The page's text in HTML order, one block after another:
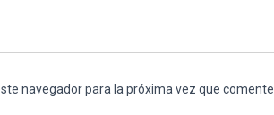
navegador para la próxima vez que comente.